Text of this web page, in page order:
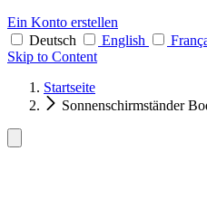
Ein Konto erstellen
Deutsch
English
Skip to Content
Startseite
Sonnenschirmständer